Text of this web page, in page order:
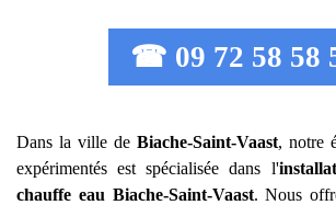
☎ 09 72 58 58
Dans la ville de Biache-Saint-Vaast, notre
expérimentés est spécialisée dans l'
chauffe eau Biache-Saint-Vaast. Nous